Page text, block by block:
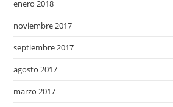
enero 2018
noviembre 2017
septiembre 2017
agosto 2017
marzo 2017